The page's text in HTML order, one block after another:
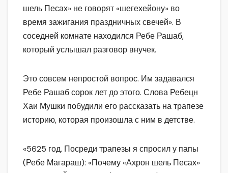
шель Песах» не говорят «шегехейону» во
время зажигания праздничных свечей». В
соседней комнате находился Ребе Рашаб,
который услышал разговор внучек.
Это совсем непростой вопрос. Им задавался
Ребе Рашаб сорок лет до этого. Слова Ребецн
Хаи Мушки побудили его рассказать на трапезе
историю, которая произошла с ним в детстве.
«5625 год. Посреди трапезы я спросил у папы
(Ребе Магараш): «Почему «Ахрон шель Песах»